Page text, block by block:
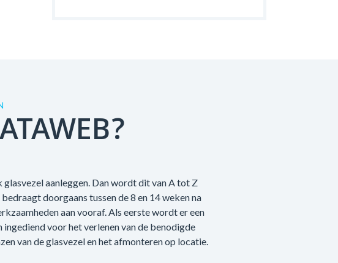
aanleggen. Dan wordt dit van A tot Z
doorgaans tussen de 8 en 14 weken na
aan vooraf. Als eerste wordt er een
voor het verlenen van de benodigde
van de glasvezel en het afmonteren op locatie.